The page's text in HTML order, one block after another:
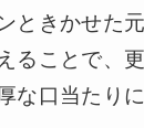
ときかせた
ることで、
な口当たり